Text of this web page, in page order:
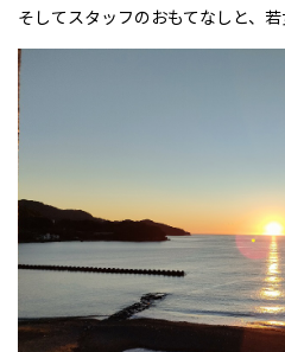
そしてスタッフのおもてなしと、